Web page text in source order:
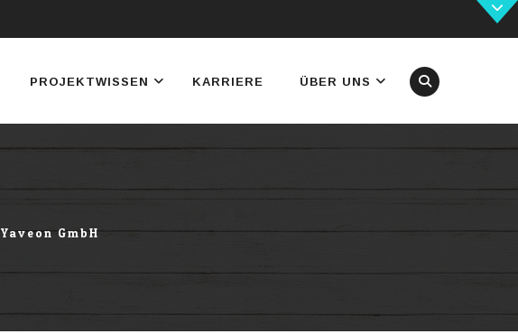
PROJEKTWISSEN KARRIERE ÜBER UNS
Yaveon GmbH